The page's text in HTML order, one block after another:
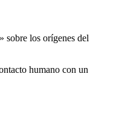
sobre los orígenes del
humano con un